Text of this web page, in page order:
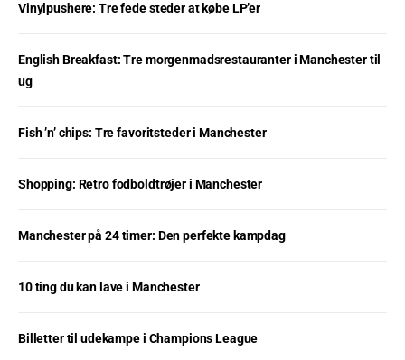
Vinylpushere: Tre fede steder at købe LP’er
English Breakfast: Tre morgenmadsrestauranter i Manchester til
ug
Fish ’n’ chips: Tre favoritsteder i Manchester
Shopping: Retro fodboldtrøjer i Manchester
Manchester på 24 timer: Den perfekte kampdag
10 ting du kan lave i Manchester
Billetter til udekampe i Champions League